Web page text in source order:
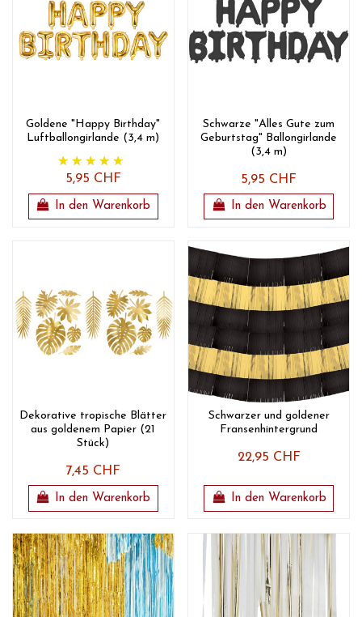
Goldene "Happy Birthday"
Luftballongirlande (3,4 m)
5,95 CHF
In den Warenkorb
Schwarze "Alles Gute zum
Geburtstag" Ballongirlande
(3,4 m)
5,95 CHF
In den Warenkorb
Dekorative tropische Blätter
aus goldenem Papier (21
Stück)
7,45 CHF
In den Warenkorb
Schwarzer und goldener
Fransenhintergrund
22,95 CHF
In den Warenkorb